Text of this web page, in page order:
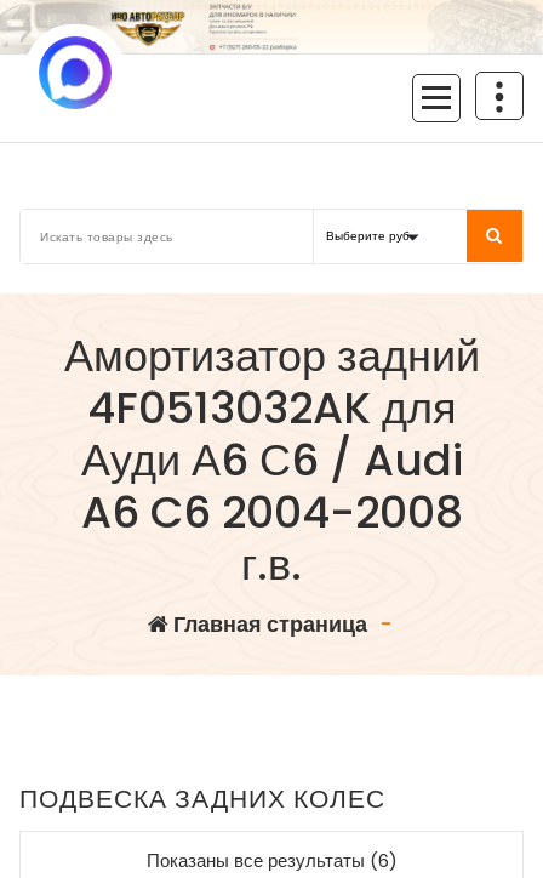
Перейти
к
содержимому
Амортизатор задний
4F0513032AK для
Ауди А6 С6 / Audi
A6 C6 2004-2008
г.в.
Главная страница-
ПОДВЕСКА ЗАДНИХ КОЛЕС
Показаны все результаты (6)